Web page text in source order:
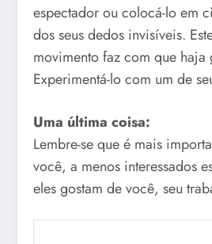
espectador ou colocá-lo em
dos seus dedos invisíveis.
movimento faz com que
Experimentá-lo com um de
Uma última coisa:
Lembre-se que é mais
você, a menos interessados
eles gostam de você, seu